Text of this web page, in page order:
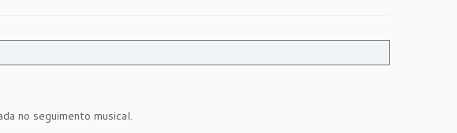
no seguimento musical.